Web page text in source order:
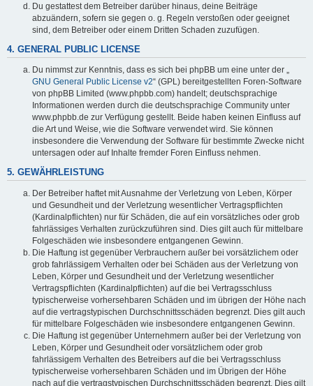
Du gestattest dem Betreiber darüber hinaus, deine Beiträge
abzuändern, sofern sie gegen o. g. Regeln verstoßen oder geeignet
sind, dem Betreiber oder einem Dritten Schaden zuzufügen.
4. GENERAL PUBLIC LICENSE
Du nimmst zur Kenntnis, dass es sich bei phpBB um eine unter der „
GNU General Public License v2“ (GPL) bereitgestellten Foren-Software
von phpBB Limited (www.phpbb.com) handelt; deutschsprachige
Informationen werden durch die deutschsprachige Community unter
www.phpbb.de zur Verfügung gestellt. Beide haben keinen Einfluss auf
die Art und Weise, wie die Software verwendet wird. Sie können
insbesondere die Verwendung der Software für bestimmte Zwecke nicht
untersagen oder auf Inhalte fremder Foren Einfluss nehmen.
5. GEWÄHRLEISTUNG
Der Betreiber haftet mit Ausnahme der Verletzung von Leben, Körper
und Gesundheit und der Verletzung wesentlicher Vertragspflichten
(Kardinalpflichten) nur für Schäden, die auf ein vorsätzliches oder grob
fahrlässiges Verhalten zurückzuführen sind. Dies gilt auch für mittelbare
Folgeschäden wie insbesondere entgangenen Gewinn.
Die Haftung ist gegenüber Verbrauchern außer bei vorsätzlichem oder
grob fahrlässigem Verhalten oder bei Schäden aus der Verletzung von
Leben, Körper und Gesundheit und der Verletzung wesentlicher
Vertragspflichten (Kardinalpflichten) auf die bei Vertragsschluss
typischerweise vorhersehbaren Schäden und im übrigen der Höhe nach
auf die vertragstypischen Durchschnittsschäden begrenzt. Dies gilt auch
für mittelbare Folgeschäden wie insbesondere entgangenen Gewinn.
Die Haftung ist gegenüber Unternehmern außer bei der Verletzung von
Leben, Körper und Gesundheit oder vorsätzlichem oder grob
fahrlässigem Verhalten des Betreibers auf die bei Vertragsschluss
typischerweise vorhersehbaren Schäden und im Übrigen der Höhe
nach auf die vertragstypischen Durchschnittsschäden begrenzt. Dies gilt